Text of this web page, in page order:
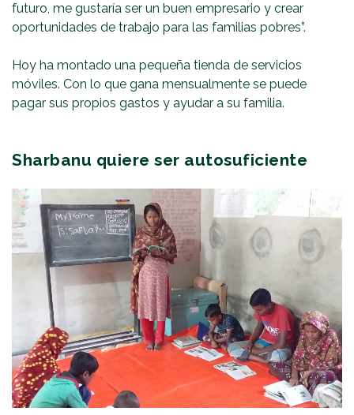
futuro, me gustaría ser un buen empresario y crear
oportunidades de trabajo para las familias pobres”.
Hoy ha montado una pequeña tienda de servicios
móviles. Con lo que gana mensualmente se puede
pagar sus propios gastos y ayudar a su familia.
Sharbanu quiere ser autosuficiente